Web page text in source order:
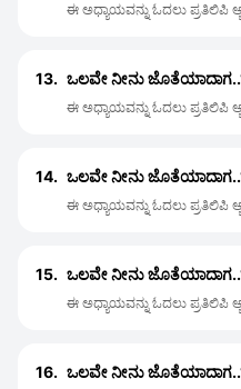
ಈ ಅಧ್ಯಾಯವನ್ನು ಓದಲು
13. ಒಲವೇ ನೀನು
ಈ ಅಧ್ಯಾಯವನ್ನು ಓದಲು
14. ಒಲವೇ ನೀನು
ಈ ಅಧ್ಯಾಯವನ್ನು ಓದಲು
15. ಒಲವೇ ನೀನು
ಈ ಅಧ್ಯಾಯವನ್ನು ಓದಲು
16. ಒಲವೇ ನೀನು